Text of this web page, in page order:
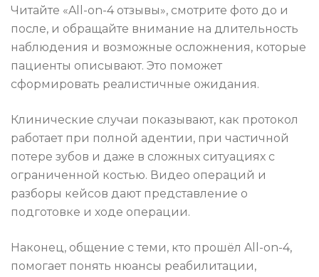
Читайте «All-on-4 отзывы», смотрите фото до и
после, и обращайте внимание на длительность
наблюдения и возможные осложнения, которые
пациенты описывают. Это поможет
сформировать реалистичные ожидания.
Клинические случаи показывают, как протокол
работает при полной адентии, при частичной
потере зубов и даже в сложных ситуациях с
ограниченной костью. Видео операций и
разборы кейсов дают представление о
подготовке и ходе операции.
Наконец, общение с теми, кто прошёл All-on-4,
помогает понять нюансы реабилитации,